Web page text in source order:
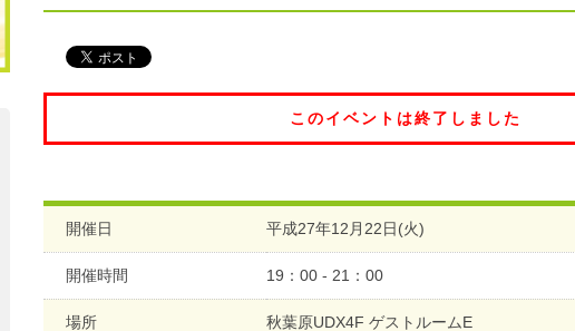
このイベントは終了しました
開催日 平成27年12月22日(火)
開催時間 19：00 - 21：00
場所 秋葉原UDX4F ゲストルームE